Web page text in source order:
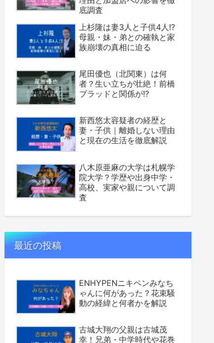
底調査
上杉隆は妻3人と子供4人!?
母親・妹・弟との確執と家
族崩壊の真相に迫る
尾田優也（北関東）は何
者？生い立ちが壮絶！前橋
ブラッドと関係が!?
新西悠太容疑者の経歴と
妻・子供｜離婚しない理由
と現在の生活を徹底解説
八木原亜麻の大学は札幌学
院大学？学歴や出身中学・
高校、実家や親について調
査
最近の投稿
ENHYPENニキペンみなち
ゃんに何があった？花束騒
動の経緯と何者かを解説
古城大翔の父親は古城茂
幸！兄弟・中学時代や花巻